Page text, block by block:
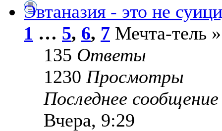
Эвтаназия - это не
1 … 5, 6, 7 Мечта-тель
135 Ответы
1230 Просмотры
Последнее
Вчера, 9:29